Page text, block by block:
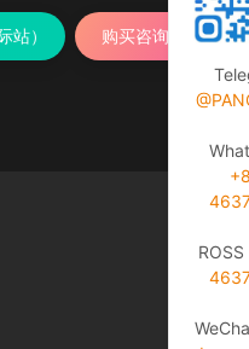
站） 购买咨询